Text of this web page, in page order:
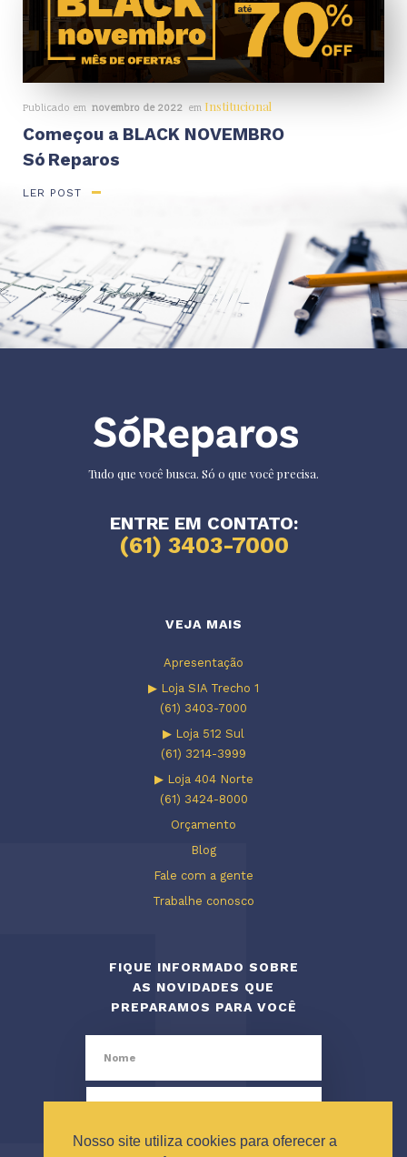
Publicado em novembro de 2022 em Institucional
Começou a BLACK NOVEMBRO
Só Reparos
LER POST
Tudo que você busca. Só o que você precisa.
ENTRE EM CONTATO:
(61) 3403-7000
VEJA MAIS
Apresentação
▶ Loja SIA Trecho 1
(61) 3403-7000
▶ Loja 512 Sul
(61) 3214-3999
▶ Loja 404 Norte
(61) 3424-8000
Orçamento
Blog
Fale com a gente
Trabalhe conosco
FIQUE INFORMADO SOBRE
AS NOVIDADES QUE
PREPARAMOS PARA VOCÊ
Nosso site utiliza cookies para oferecer a